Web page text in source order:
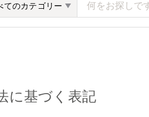
てのカテゴリー
に基づく表記